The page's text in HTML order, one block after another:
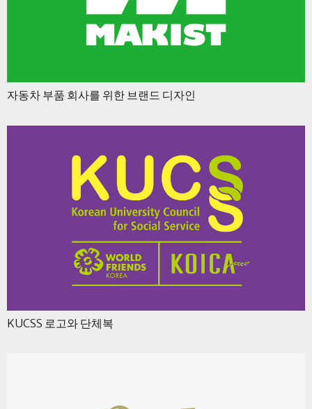
자동차 부품 회사를 위한 브랜드 디자인
KUCSS 로고와 단체복